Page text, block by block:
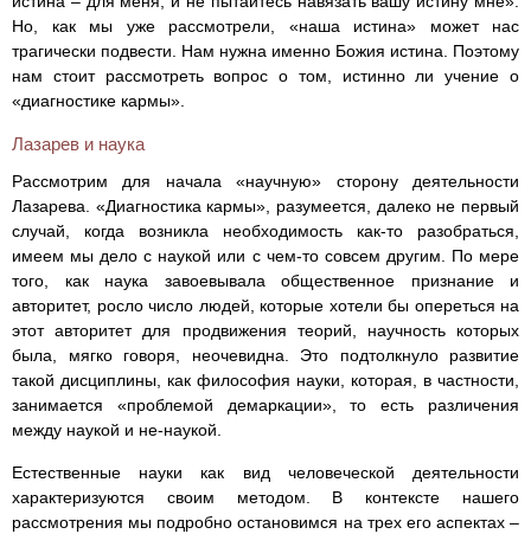
Но, как мы уже рассмотрели, «наша истина» может нас
трагически подвести. Нам нужна именно Божия истина. Поэтому
нам стоит рассмотреть вопрос о том, истинно ли учение о
«диагностике кармы».
Лазарев и наука
Рассмотрим для начала «научную» сторону деятельности
Лазарева. «Диагностика кармы», разумеется, далеко не первый
случай, когда возникла необходимость как-то разобраться,
имеем мы дело с наукой или с чем-то совсем другим. По мере
того, как наука завоевывала общественное признание и
авторитет, росло число людей, которые хотели бы опереться на
этот авторитет для продвижения теорий, научность которых
была, мягко говоря, неочевидна. Это подтолкнуло развитие
такой дисциплины, как философия науки, которая, в частности,
занимается «проблемой демаркации», то есть различения
между наукой и не-наукой.
Естественные науки как вид человеческой деятельности
характеризуются своим методом. В контексте нашего
рассмотрения мы подробно остановимся на трех его аспектах –